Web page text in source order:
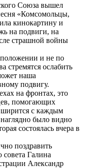
Союза вышел
«Комсомольцы,
кинокартину и
на подвиги, на
страшной войны
и не по
стремятся ослабить
наша
подвигу.
на фронтах, это
помогающих
ширится с каждым
было видно
состоялась вчера в
поздравить
совета Галина
Александр